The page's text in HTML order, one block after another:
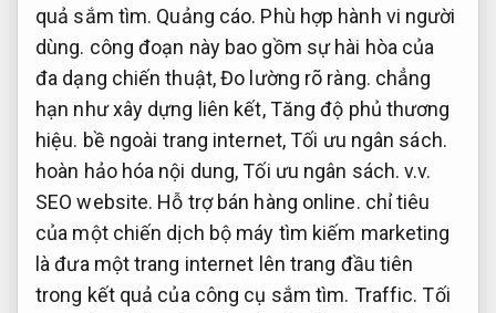
quả sắm tìm. Quảng cáo. Phù hợp hành vi người
dùng. công đoạn này bao gồm sự hài hòa của
đa dạng chiến thuật,Đo lường rõ ràng. chẳng
hạn như xây dựng liên kết,Tăng độ phủ thương
hiệu. bề ngoài trang internet,Tối ưu ngân sách.
hoàn hảo hóa nội dung,Tối ưu ngân sách. v.v.
SEO website. Hỗ trợ bán hàng online. chỉ tiêu
của một chiến dịch bộ máy tìm kiếm marketing
là đưa một trang internet lên trang đầu tiên
trong kết quả của công cụ sắm tìm. Traffic. Tối